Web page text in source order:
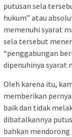
putusan sela
hukum” atau
memenuhi syarat
sela tersebut
“penggabungan
dipenuhinya syarat
Oleh karena itu,
memberikan
baik dan tidak
dibatalkannya
bahkan mendorong